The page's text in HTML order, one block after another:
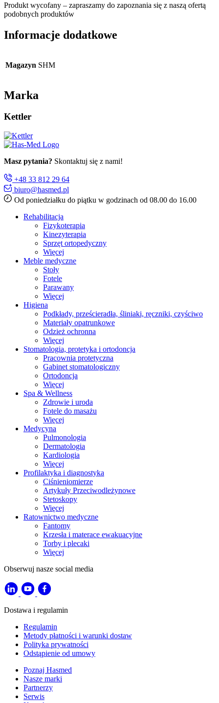
Produkt wycofany – zapraszamy do zapoznania się z naszą ofertą
podobnych produktów
Informacje dodatkowe
Magazyn SHM
Marka
Kettler
Masz pytania? Skontaktuj się z nami!
+48 33 812 29 64
biuro@hasmed.pl
Od poniedziałku do piątku w godzinach od 08.00 do 16.00
Rehabilitacja
Fizykoterapia
Kinezyterapia
Sprzęt ortopedyczny
Więcej
Meble medyczne
Stoły
Fotele
Parawany
Więcej
Higiena
Podkłady, prześcieradła, śliniaki, ręczniki, czyściwo
Materiały opatrunkowe
Odzież ochronna
Więcej
Stomatologia, protetyka i ortodoncja
Pracownia protetyczna
Gabinet stomatologiczny
Ortodoncja
Więcej
Spa & Wellness
Zdrowie i uroda
Fotele do masażu
Więcej
Medycyna
Pulmonologia
Dermatologia
Kardiologia
Więcej
Profilaktyka i diagnostyka
Ciśnieniomierze
Artykuły Przeciwodleżynowe
Stetoskopy
Więcej
Ratownictwo medyczne
Fantomy
Krzesła i materace ewakuacyjne
Torby i plecaki
Więcej
Obserwuj nasze social media
Dostawa i regulamin
Regulamin
Metody płatności i warunki dostaw
Polityka prywatności
Odstąpienie od umowy
Poznaj Hasmed
Nasze marki
Partnerzy
Serwis